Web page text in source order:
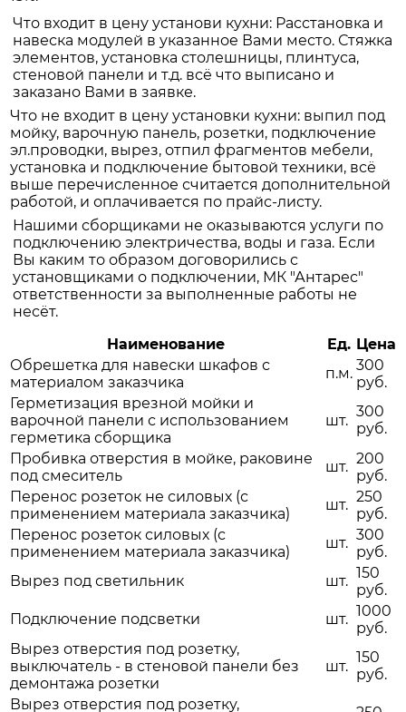
Что входит в цену установи кухни: Расстановка и
навеска модулей в указанное Вами место. Стяжка
элементов, установка столешницы, плинтуса,
стеновой панели и т.д. всё что выписано и
заказано Вами в заявке.
Что не входит в цену установки кухни: выпил под
мойку, варочную панель, розетки, подключение
эл.проводки, вырез, отпил фрагментов мебели,
установка и подключение бытовой техники, всё
выше перечисленное считается дополнительной
работой, и оплачивается по прайс-листу.
Нашими сборщиками не оказываются услуги по
подключению электричества, воды и газа. Если
Вы каким то образом договорились с
установщиками о подключении, МК "Антарес"
ответственности за выполненные работы не
несёт.
Наименование
Ед. Цена
Обрешетка для навески шкафов с
материалом заказчика
п.м. 300
руб.
Герметизация врезной мойки и
варочной панели с использованием
герметика сборщика
шт.
300
руб.
Пробивка отверстия в мойке, раковине
под смеситель
шт. 200
руб.
Перенос розеток не силовых (с
применением материала заказчика)
шт. 250
руб.
Перенос розеток силовых (с
применением материала заказчика)
шт. 300
руб.
Вырез под светильник
шт. 150
руб.
Подключение подсветки
шт. 1000
руб.
Вырез отверстия под розетку,
выключатель - в стеновой панели без
демонтажа розетки
шт.
150
руб.
Вырез отверстия под розетку,